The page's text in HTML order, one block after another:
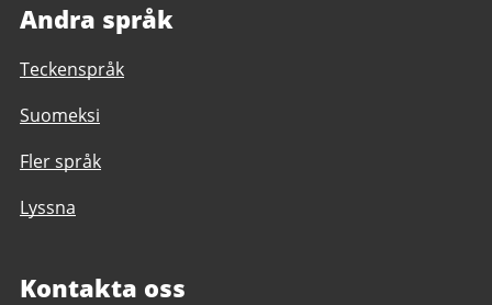
Andra språk
Teckenspråk
Suomeksi
Fler språk
Lyssna
Kontakta oss